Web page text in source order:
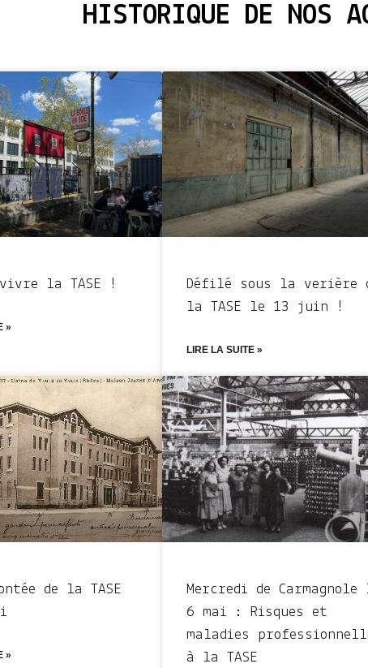
HISTORIQUE DE NOS
la TASE !
»
Défilé sous la verière
la TASE le 13 juin !
LIRE LA SUITE »
de la TASE
»
Mercredi de Carmagnole
6 mai : Risques et
maladies
à la TASE